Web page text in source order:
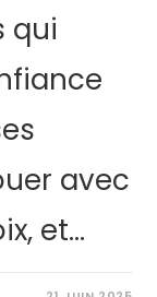
qui
avec
et…